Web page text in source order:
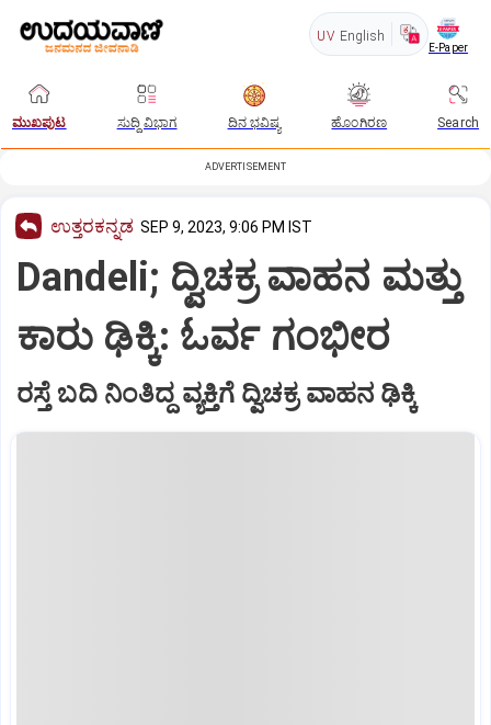
UV English
E-Paper
ಮುಖಪುಟ ಸುದ್ದಿ ವಿಭಾಗ ದಿನ ಭವಿಷ್ಯ ಹೊಂಗಿರಣ Search
ADVERTISEMENT
ಉತ್ತರಕನ್ನಡ SEP 9, 2023, 9:06 PM IST
Dandeli; ದ್ವಿಚಕ್ರ ವಾಹನ ಮತ್ತು
ಕಾರು ಢಿಕ್ಕಿ: ಓರ್ವ ಗಂಭೀರ
ರಸ್ತೆ ಬದಿ ನಿಂತಿದ್ದ ವ್ಯಕ್ತಿಗೆ ದ್ವಿಚಕ್ರ ವಾಹನ ಢಿಕ್ಕಿ